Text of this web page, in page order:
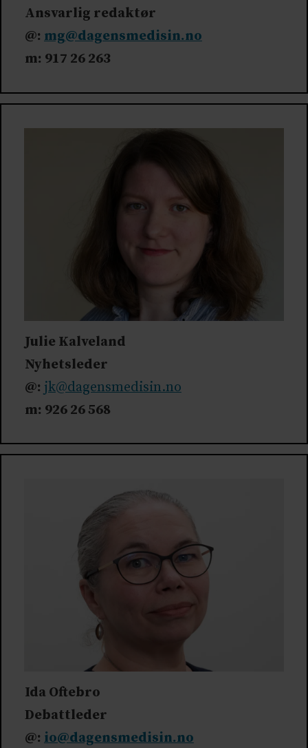
Ansvarlig redaktør
@: mg@dagensmedisin.no
m: 917 26 263
Julie Kalveland
Nyhetsleder
@: jk@dagensmedisin.no
m: 926 26 568
Ida Oftebro
Debattleder
@: io@dagensmedisin.no